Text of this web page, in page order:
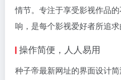
情节。专注于享受影视作品
响，是每个影视爱好者所追求
操作简便，人人易用
种子帝最新网址的界面设计